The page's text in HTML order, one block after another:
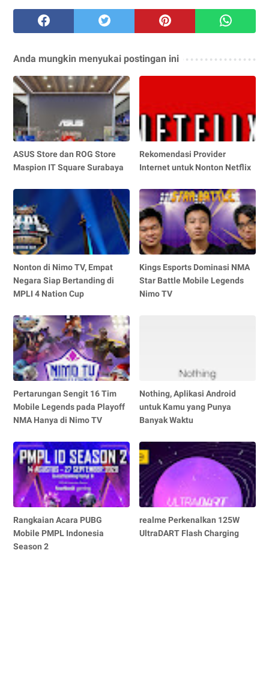
Anda mungkin menyukai postingan ini
ASUS Store dan ROG Store
Maspion IT Square Surabaya
Rekomendasi Provider
Internet untuk Nonton Netflix
Nonton di Nimo TV, Empat
Negara Siap Bertanding di
MPLI 4 Nation Cup
Kings Esports Dominasi NMA
Star Battle Mobile Legends
Nimo TV
Pertarungan Sengit 16 Tim
Mobile Legends pada Playoff
NMA Hanya di Nimo TV
Nothing, Aplikasi Android
untuk Kamu yang Punya
Banyak Waktu
Rangkaian Acara PUBG
Mobile PMPL Indonesia
Season 2
realme Perkenalkan 125W
UltraDART Flash Charging